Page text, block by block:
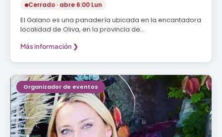
Cerrado · abre 6:00 Lun
El Galano es una panadería ubicada en la encantadora
localidad de Oliva, en la provincia de…
Más información ❯
Organizador de eventos